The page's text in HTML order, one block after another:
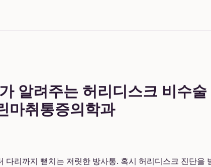
알려주는 허리디스크 비수술
마취통증의학과
다리까지 뻗치는 저릿한 방사통. 혹시 허리디스크 진단을